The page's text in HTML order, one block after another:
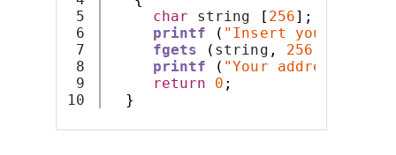
5
6
7
8
9
char string [ 256];
printf
( "Insert your full
fgets
( string , 256
printf
( "Your address is:
return
0 ;
}